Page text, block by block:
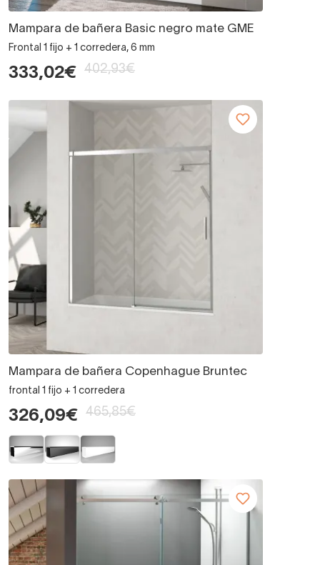
Mampara de bañera Basic negro mate GME
Frontal 1 fijo + 1 corredera, 6 mm
333,02€ 402,93€
Mampara de bañera Copenhague Bruntec
frontal 1 fijo + 1 corredera
326,09€ 465,85€